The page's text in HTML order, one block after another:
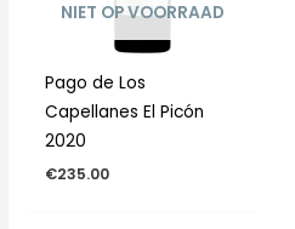
NIET OP VOORRAAD
Pago de Los
Capellanes El Picón
2020
€235.00